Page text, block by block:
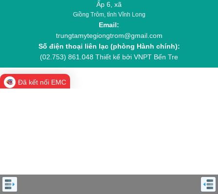
Ấp 6, xã
Giồng Trôm, tỉnh Vĩnh Long
Email:
trungtamytegiongtrom@gmail.com
Số điện thoại liên lạc (phòng Hành chính):
(02.753) 861.048 Thiết kế bởi VNPT Bến Tre
Đã kết nối EMC